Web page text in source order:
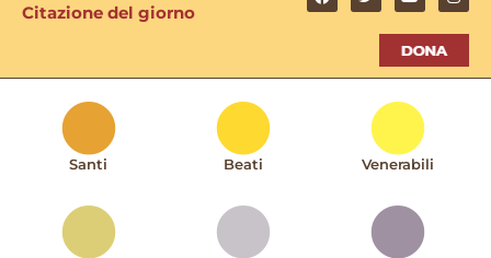
Citazione del giorno
Santi Beati Venerabili